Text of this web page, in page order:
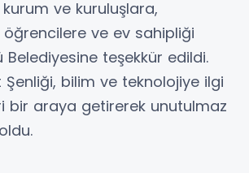
ve kuruluşlara,
ve ev sahipliği
teşekkür edildi.
Şenliği, bilim ve teknolojiye ilgi
bir araya getirerek unutulmaz